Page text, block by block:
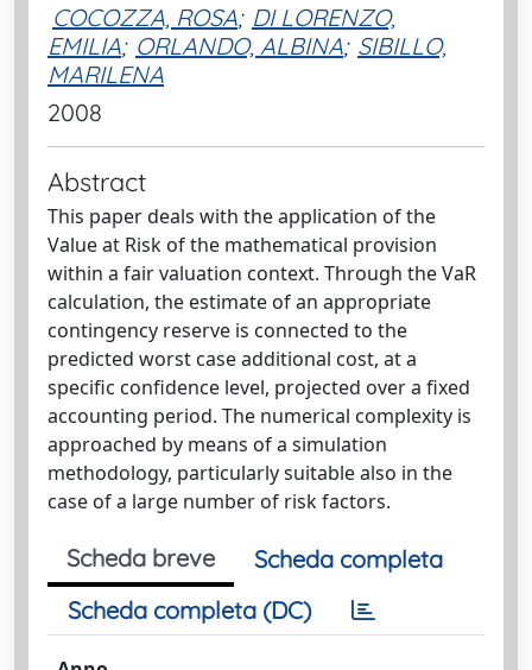
COCOZZA, ROSA; DI LORENZO,
EMILIA; ORLANDO, ALBINA; SIBILLO,
MARILENA
2008
Abstract
This paper deals with the application of the
Value at Risk of the mathematical provision
within a fair valuation context. Through the VaR
calculation, the estimate of an appropriate
contingency reserve is connected to the
predicted worst case additional cost, at a
specific confidence level, projected over a fixed
accounting period. The numerical complexity is
approached by means of a simulation
methodology, particularly suitable also in the
case of a large number of risk factors.
Scheda breve
Scheda completa
Scheda completa (DC)